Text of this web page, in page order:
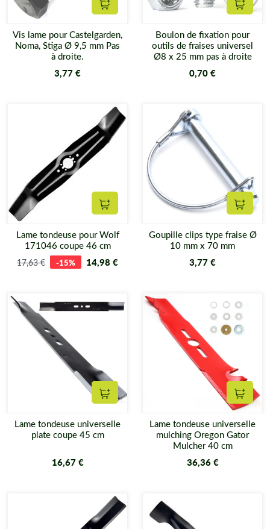
Ajouter au panier
Vis lame pour Castelgarden,
Noma, Stiga Ø 9,5 mm Pas
à droite.
3,77 €
Boulon de fixation pour
outils de fraises universel
Ø8 x 25 mm pas à droite
0,70 €
Ajouter au panier
Lame tondeuse pour Wolf
171046 coupe 46 cm
17,63 € -15% 14,98 €
Goupille clips type fraise Ø
10 mm x 70 mm
3,77 €
Ajouter au panier
Lame tondeuse universelle
plate coupe 45 cm
16,67 €
Lame tondeuse universelle
mulching Oregon Gator
Mulcher 40 cm
36,36 €